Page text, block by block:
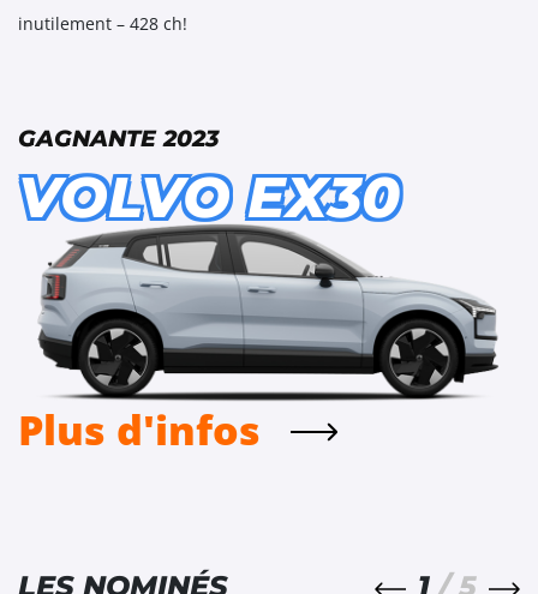
inutilement – 428 ch!
LES NOMINÉS 1 / 5
GAGNANTE 2023
VOLVO EX30
Plus d'infos